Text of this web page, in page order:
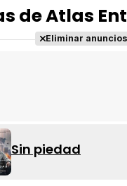
Entradas
de Atlas
Eliminar anuncios
Sin piedad